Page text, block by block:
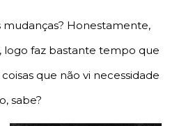
mudanças? Honestamente,
logo faz bastante tempo que
que não vi necessidade
sabe?